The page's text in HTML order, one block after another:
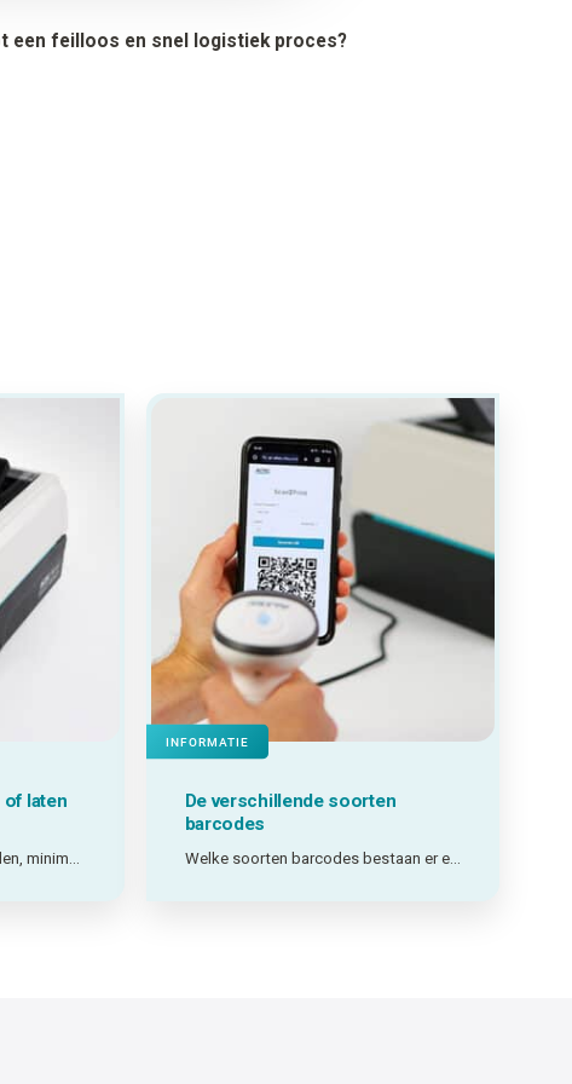
een feilloos en snel logistiek proces?
of laten
Afhankelijk zijn van levertijden, minimumafnames en externe leveranciers? Of zelf printen wanneer je het nodig hebt? Welke keuze het beste werkt, hangt af van jouw situatie.
INFORMATIE
De verschillende soorten
barcodes
Welke soorten barcodes bestaan er en welke past het best bij mijn toepassing?